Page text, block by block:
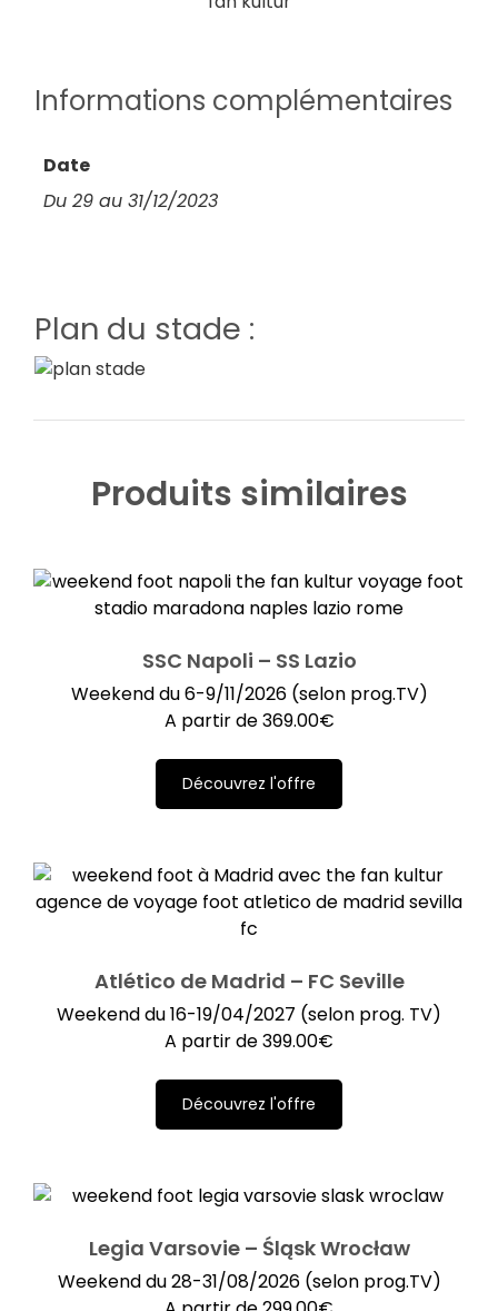
Informations complémentaires
Date
Du 29 au 31/12/2023
Plan du stade :
Produits similaires
SSC Napoli – SS Lazio
Weekend du 6-9/11/2026 (selon prog.TV)
A partir de369.00€
Découvrez l'offre
Atlético de Madrid – FC Seville
Weekend du 16-19/04/2027 (selon prog. TV)
A partir de399.00€
Découvrez l'offre
Legia Varsovie – Śląsk Wrocław
Weekend du 28-31/08/2026 (selon prog.TV)